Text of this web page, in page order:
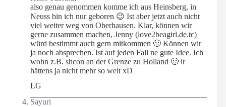
also genau genommen komme ich aus Heinsberg, in
Neuss bin ich nur geboren 😉 Ist aber jetzt auch nicht
viel weiter weg von Oberhausen. Klar, können wir
gerne zusammen machen, Jenny (love2beagirl.de.tc)
würd bestimmt auch gern mitkommen 🙂 Können wir
ja noch absprechen. Ist auf jeden Fall ne gute Idee. Ich
wohn z.B. shcon an der Grenze zu Holland 🙂 ir
hättens ja nicht mehr so weit xD
LG
Sayuri